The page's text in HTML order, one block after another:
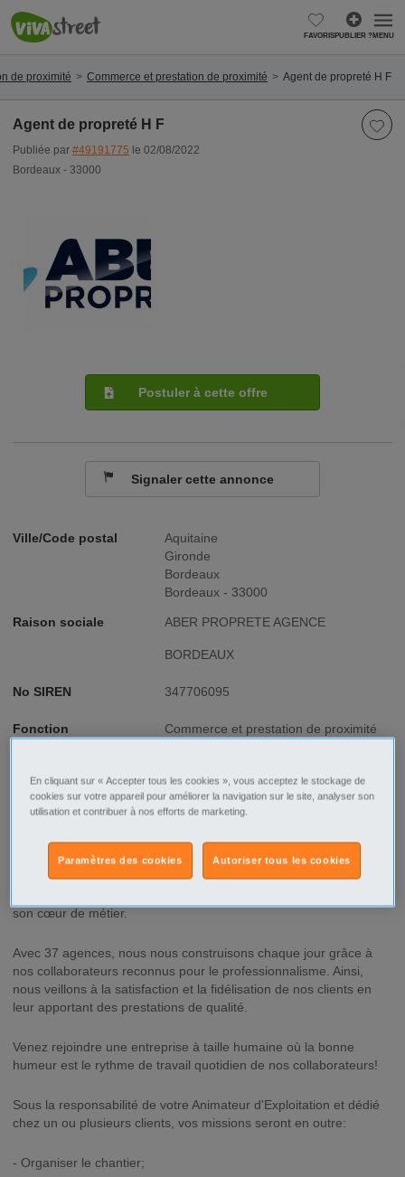
FAVORISPUBLIER ?MENU
de proximité Commerce et prestation de proximité Agent de propreté H F
Agent de propreté H F
Publiée par #49191775 le 02/08/2022
Bordeaux - 33000
Ville/Code postal
Aquitaine
Gironde
Bordeaux
Bordeaux - 33000
Raison sociale ABER PROPRETE AGENCE
BORDEAUX
No SIREN 347706095
Fonction Commerce et prestation de proximité
Type d'emploi Temps partiel
Description
son cœur de métier.
Avec 37 agences, nous nous construisons chaque jour grâce à
nos collaborateurs reconnus pour le professionnalisme. Ainsi,
nous veillons à la satisfaction et la fidélisation de nos clients en
leur apportant des prestations de qualité.
Venez rejoindre une entreprise à taille humaine où la bonne
humeur est le rythme de travail quotidien de nos collaborateurs!
Sous la responsabilité de votre Animateur d'Exploitation et dédié
chez un ou plusieurs clients, vos missions seront en outre:
- Organiser le chantier;
Postuler à cette offre
Signaler cette annonce
En cliquant sur « Accepter tous les cookies », vous acceptez le stockage de
cookies sur votre appareil pour améliorer la navigation sur le site, analyser son
utilisation et contribuer à nos efforts de marketing.
Autoriser tous les cookies
Paramètres des cookies